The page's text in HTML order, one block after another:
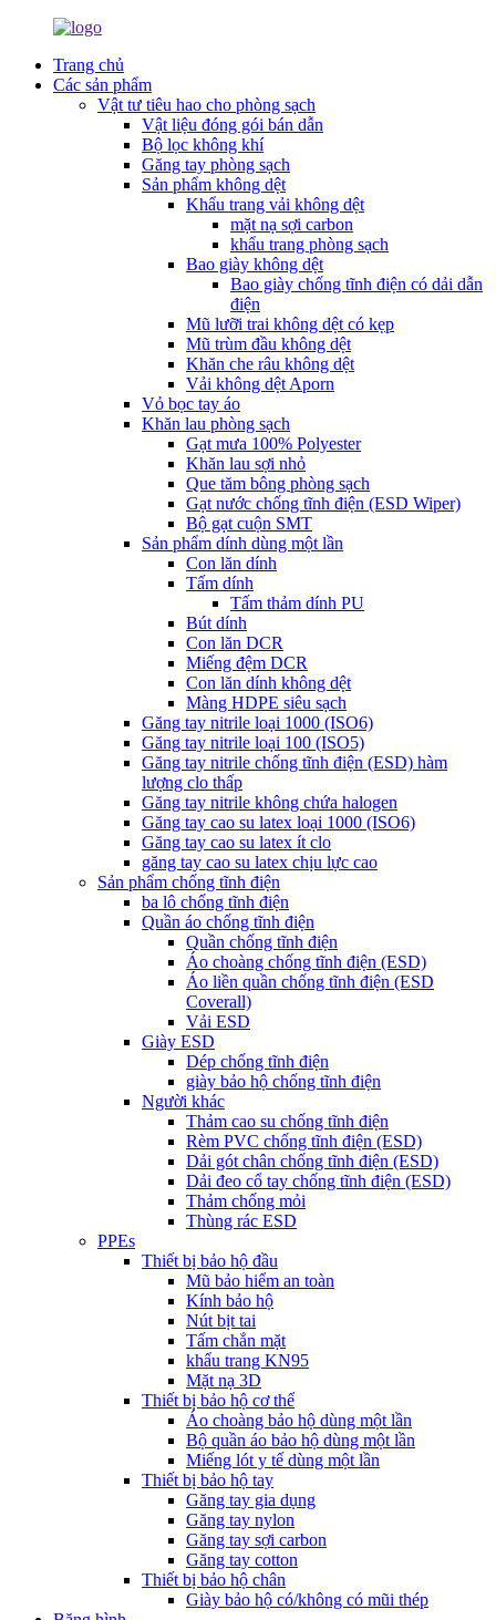
Trang chủ
Các sản phẩm
Vật tư tiêu hao cho phòng sạch
Vật liệu đóng gói bán dẫn
Bộ lọc không khí
Găng tay phòng sạch
Sản phẩm không dệt
Khẩu trang vải không dệt
mặt nạ sợi carbon
khẩu trang phòng sạch
Bao giày không dệt
Bao giày chống tĩnh điện có dải dẫn
điện
Mũ lưỡi trai không dệt có kẹp
Mũ trùm đầu không dệt
Khăn che râu không dệt
Vải không dệt Aporn
Vỏ bọc tay áo
Khăn lau phòng sạch
Gạt mưa 100% Polyester
Khăn lau sợi nhỏ
Que tăm bông phòng sạch
Gạt nước chống tĩnh điện (ESD Wiper)
Bộ gạt cuộn SMT
Sản phẩm dính dùng một lần
Con lăn dính
Tấm dính
Tấm thảm dính PU
Bút dính
Con lăn DCR
Miếng đệm DCR
Con lăn dính không dệt
Màng HDPE siêu sạch
Găng tay nitrile loại 1000 (ISO6)
Găng tay nitrile loại 100 (ISO5)
Găng tay nitrile chống tĩnh điện (ESD) hàm
lượng clo thấp
Găng tay nitrile không chứa halogen
Găng tay cao su latex loại 1000 (ISO6)
Găng tay cao su latex ít clo
găng tay cao su latex chịu lực cao
Sản phẩm chống tĩnh điện
ba lô chống tĩnh điện
Quần áo chống tĩnh điện
Quần chống tĩnh điện
Áo choàng chống tĩnh điện (ESD)
Áo liền quần chống tĩnh điện (ESD
Coverall)
Vải ESD
Giày ESD
Dép chống tĩnh điện
giày bảo hộ chống tĩnh điện
Người khác
Thảm cao su chống tĩnh điện
Rèm PVC chống tĩnh điện (ESD)
Dải gót chân chống tĩnh điện (ESD)
Dải đeo cổ tay chống tĩnh điện (ESD)
Thảm chống mỏi
Thùng rác ESD
PPEs
Thiết bị bảo hộ đầu
Mũ bảo hiểm an toàn
Kính bảo hộ
Nút bịt tai
Tấm chắn mặt
khẩu trang KN95
Mặt nạ 3D
Thiết bị bảo hộ cơ thể
Áo choàng bảo hộ dùng một lần
Bộ quần áo bảo hộ dùng một lần
Miếng lót y tế dùng một lần
Thiết bị bảo hộ tay
Găng tay gia dụng
Găng tay nylon
Găng tay sợi carbon
Găng tay cotton
Thiết bị bảo hộ chân
Giày bảo hộ có/không có mũi thép